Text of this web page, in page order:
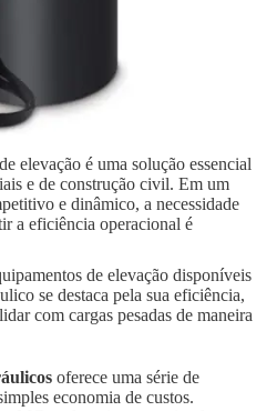
elevação é uma solução essencial
e de construção civil. Em um
e dinâmico, a necessidade
a eficiência operacional é
de elevação disponíveis
se destaca pela sua eficiência,
com cargas pesadas de maneira
oferece uma série de
economia de custos.